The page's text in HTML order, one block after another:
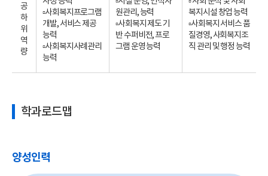
공
하
위
역
량
▫사회복지프로그램
개발, 서비스 제공
능력
▫사회복지사례관리
능력
원관리, 능력
▫사회복지 제도 기
반 수퍼비전, 프로
그램 운영 능력
복지시설 창업 능력
▫사회복지 서비스 품
질경영, 사회복지조
직 관리 및 행정 능력
학과로드맵
양성인력